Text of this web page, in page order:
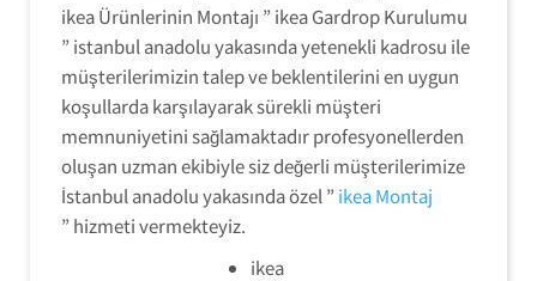
ikea Ürünlerinin Montajı ” ikea Gardrop Kurulumu
” istanbul anadolu yakasında yetenekli kadrosu ile
müşterilerimizin talep ve beklentilerini en uygun
koşullarda karşılayarak sürekli müşteri
memnuniyetini sağlamaktadır profesyonellerden
oluşan uzman ekibiyle siz değerli müşterilerimize
İstanbul anadolu yakasında özel ” ikea Montaj
” hizmeti vermekteyiz.
ikea